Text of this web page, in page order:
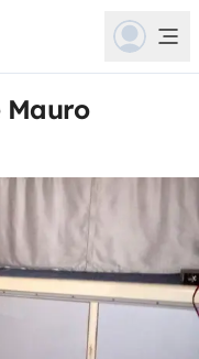
Mauro